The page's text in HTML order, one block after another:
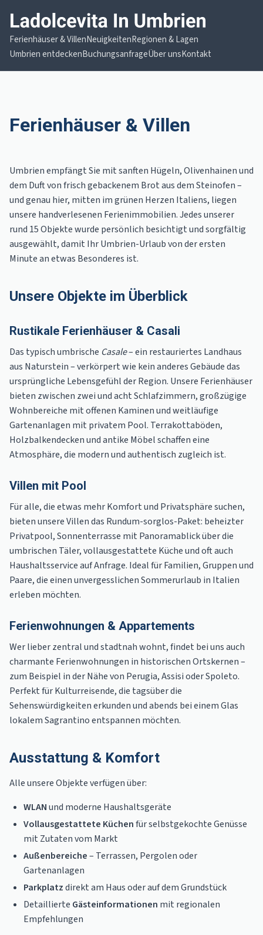
Ferienhäuser & VillenNeuigkeitenRegionen & Lagen
Umbrien entdeckenBuchungsanfrageÜber unsKontakt
Ferienhäuser & Villen
Umbrien empfängt Sie mit sanften Hügeln, Olivenhainen und
dem Duft von frisch gebackenem Brot aus dem Steinofen –
und genau hier, mitten im grünen Herzen Italiens, liegen
unsere handverlesenen Ferienimmobilien. Jedes unserer
rund 15 Objekte wurde persönlich besichtigt und sorgfältig
ausgewählt, damit Ihr Umbrien-Urlaub von der ersten
Minute an etwas Besonderes ist.
Unsere Objekte im Überblick
Rustikale Ferienhäuser & Casali
Das typisch umbrische Casale– ein restauriertes Landhaus
aus Naturstein – verkörpert wie kein anderes Gebäude das
ursprüngliche Lebensgefühl der Region. Unsere Ferienhäuser
bieten zwischen zwei und acht Schlafzimmern, großzügige
Wohnbereiche mit offenen Kaminen und weitläufige
Gartenanlagen mit privatem Pool. Terrakottaböden,
Holzbalkendecken und antike Möbel schaffen eine
Atmosphäre, die modern und authentisch zugleich ist.
Villen mit Pool
Für alle, die etwas mehr Komfort und Privatsphäre suchen,
bieten unsere Villen das Rundum-sorglos-Paket: beheizter
Privatpool, Sonnenterrasse mit Panoramablick über die
umbrischen Täler, vollausgestattete Küche und oft auch
Haushaltsservice auf Anfrage. Ideal für Familien, Gruppen und
Paare, die einen unvergesslichen Sommerurlaub in Italien
erleben möchten.
Ferienwohnungen & Appartements
Wer lieber zentral und stadtnah wohnt, findet bei uns auch
charmante Ferienwohnungen in historischen Ortskernen –
zum Beispiel in der Nähe von Perugia, Assisi oder Spoleto.
Perfekt für Kulturreisende, die tagsüber die
Sehenswürdigkeiten erkunden und abends bei einem Glas
lokalem Sagrantino entspannen möchten.
Ausstattung & Komfort
Alle unsere Objekte verfügen über:
WLANund moderne Haushaltsgeräte
Vollausgestattete Küchenfür selbstgekochte Genüsse
mit Zutaten vom Markt
Außenbereiche– Terrassen, Pergolen oder
Gartenanlagen
Parkplatzdirekt am Haus oder auf dem Grundstück
Detaillierte Gästeinformationen mit regionalen
Empfehlungen